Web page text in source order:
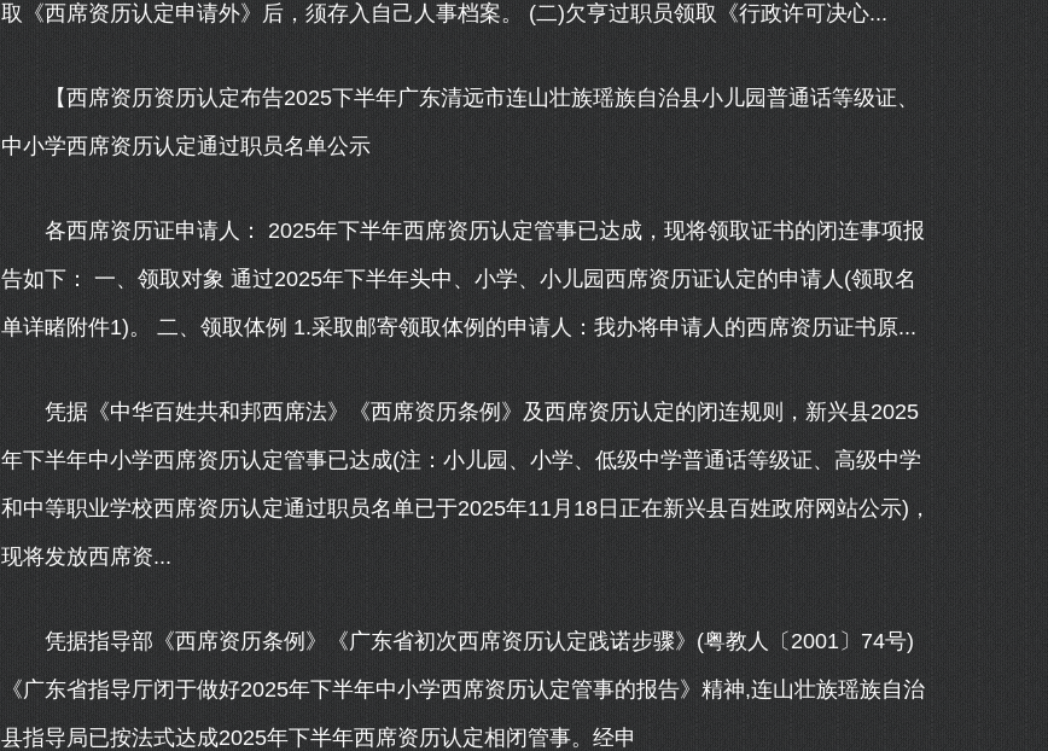
取《西席资历认定申请外》后，须存入自己人事档案。 (二)欠亨过职员领取《行政许可决心...
【西席资历资历认定布告2025下半年广东清远市连山壮族瑶族自治县小儿园普通话等级证、
中小学西席资历认定通过职员名单公示
各西席资历证申请人： 2025年下半年西席资历认定管事已达成，现将领取证书的闭连事项报
告如下： 一、领取对象 通过2025年下半年头中、小学、小儿园西席资历证认定的申请人(领取名
单详睹附件1)。 二、领取体例 1.采取邮寄领取体例的申请人：我办将申请人的西席资历证书原...
凭据《中华百姓共和邦西席法》《西席资历条例》及西席资历认定的闭连规则，新兴县2025
年下半年中小学西席资历认定管事已达成(注：小儿园、小学、低级中学普通话等级证、高级中学
和中等职业学校西席资历认定通过职员名单已于2025年11月18日正在新兴县百姓政府网站公示)，
现将发放西席资...
凭据指导部《西席资历条例》《广东省初次西席资历认定践诺步骤》(粤教人〔2001〕74号)
《广东省指导厅闭于做好2025年下半年中小学西席资历认定管事的报告》精神,连山壮族瑶族自治
县指导局已按法式达成2025年下半年西席资历认定相闭管事。经申